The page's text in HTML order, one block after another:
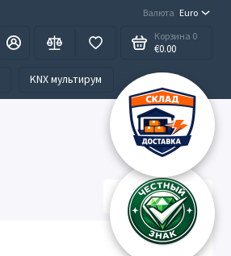
Валюта Euro
Корзина 0
€0.00
KNX мультирум